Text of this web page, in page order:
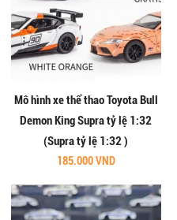
Mô hình xe thể thao Toyota Bull
Demon King Supra tỷ lệ 1:32
(Supra tỷ lệ 1:32 )
185.000 VND